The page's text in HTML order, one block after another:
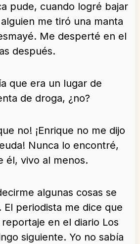
pude, cuando logré bajar
me tiró una manta
Me desperté en el
después.
que era un lugar de
de droga, ¿no?
no! ¡Enrique no me dijo
Nunca lo encontré,
él, vivo al menos.
algunas cosas se
El periodista me dice que
en el diario Los
siguiente. Yo no sabía